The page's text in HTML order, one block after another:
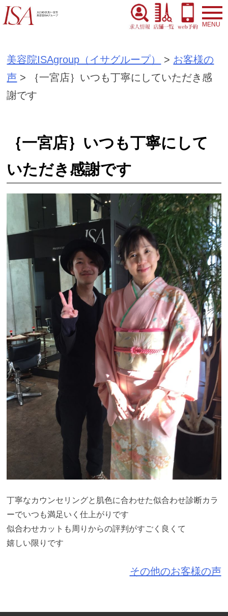
S
k
大口町/伏見/一宮市
美容室ISAグループ
美容院ISAgroup（イサグループ） > お客様の
声 >
｛一宮店｝いつも丁寧にしていただき感
謝です
｛一宮店｝いつも丁寧にして
いただき感謝です
丁寧なカウンセリングと肌色に合わせた似合わせ診断カラ
ーでいつも満足いく仕上がりです
似合わせカットも周りからの評判がすごく良くて
嬉しい限りです
その他のお客様の声